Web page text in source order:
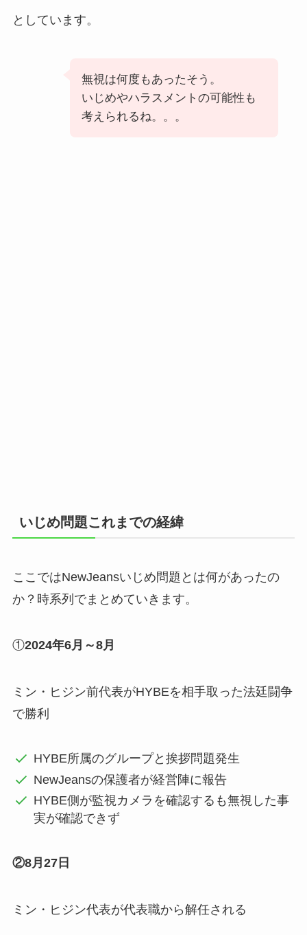
としています。
無視は何度もあったそう。
いじめやハラスメントの可能性も
考えられるね。。。
いじめ問題これまでの経緯
ここではNewJeansいじめ問題とは何があったの
か？時系列でまとめていきます。
①2024年6月～8月
ミン・ヒジン前代表がHYBEを相手取った法廷闘争
で勝利
HYBE所属のグループと挨拶問題発生
NewJeansの保護者が経営陣に報告
HYBE側が監視カメラを確認するも無視した事
実が確認できず
②8月27日
ミン・ヒジン代表が代表職から解任される